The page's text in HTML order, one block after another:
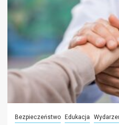
Bezpieczeństwo Edukacja